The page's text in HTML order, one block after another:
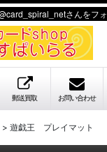
郵送買取 お問い合わせ
> 遊戯王 プレイマット